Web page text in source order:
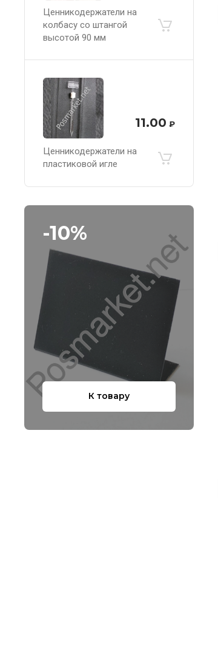
Ценникодержатели на
колбасу со штангой
высотой 90 мм
11.00 ₽
Ценникодержатели на
пластиковой игле
-10%
К товару